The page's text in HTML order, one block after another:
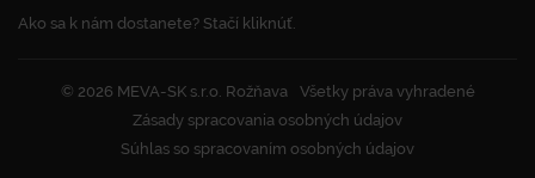
Ako sa k nám dostanete? Stačí kliknúť.
© 2026 MEVA-SK s.r.o. Rožňava
Všetky práva vyhradené
Zásady spracovania osobných údajov
Súhlas so spracovaním osobných údajov